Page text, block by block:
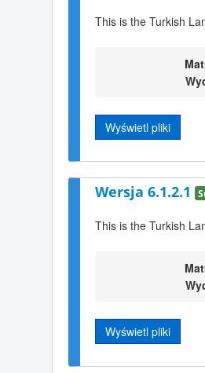
This is the Turkish
Wyświetl pliki
Wersja 6.1.2.1
This is the Turkish
Wyświetl pliki